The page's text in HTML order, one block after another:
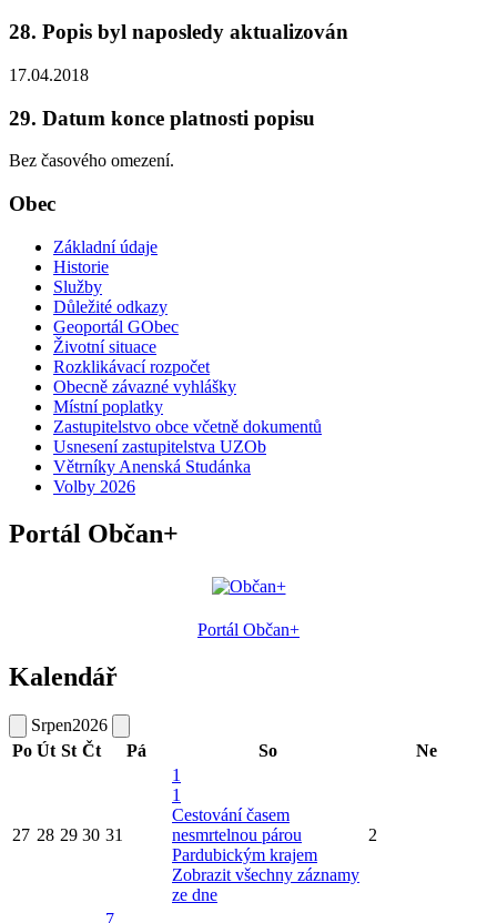
28. Popis byl naposledy aktualizován
17.04.2018
29. Datum konce platnosti popisu
Bez časového omezení.
Obec
Základní údaje
Historie
Služby
Důležité odkazy
Geoportál GObec
Životní situace
Rozklikávací rozpočet
Obecně závazné vyhlášky
Místní poplatky
Zastupitelstvo obce včetně dokumentů
Usnesení zastupitelstva UZOb
Větrníky Anenská Studánka
Volby 2026
Portál Občan+
Portál Občan+
Kalendář
Srpen2026
Po Út St Čt Pá So Ne
27 28 29 30 31
1
1
Cestování časem
nesmrtelnou párou
Pardubickým krajem
Zobrazit všechny záznamy
ze dne
2
7